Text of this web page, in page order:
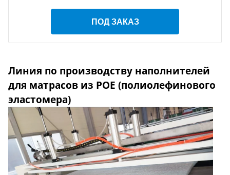
ПОД ЗАКАЗ
Линия по производству наполнителей
для матрасов из POE (полиолефинового
эластомера)